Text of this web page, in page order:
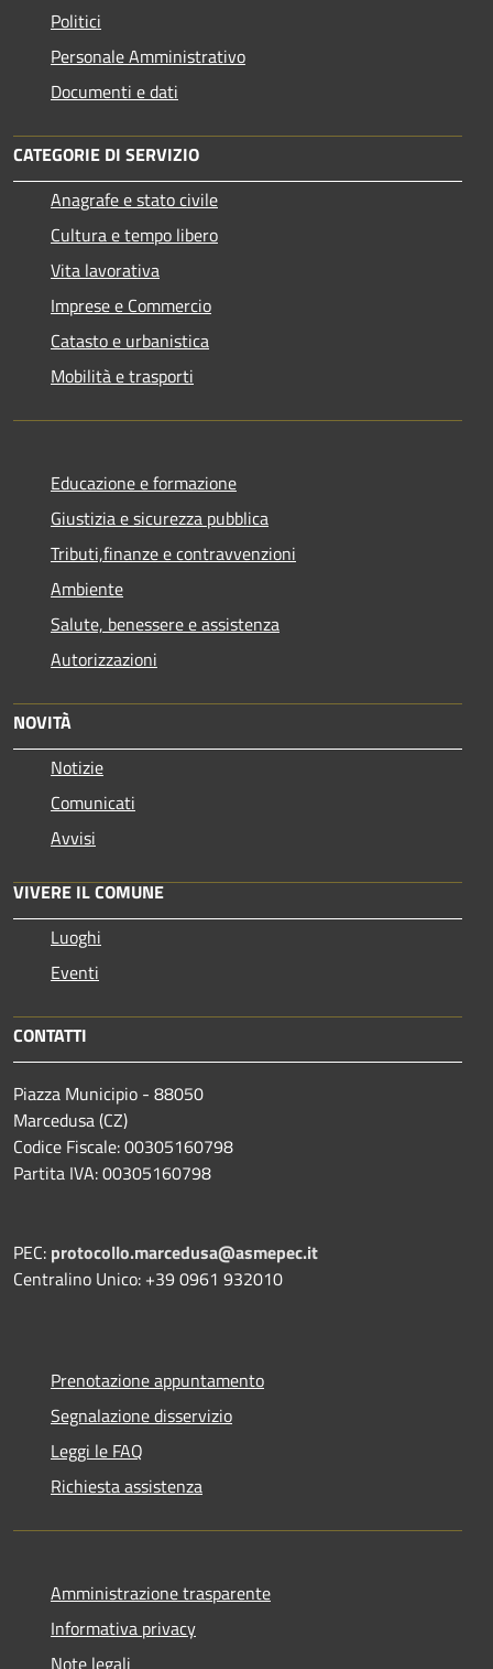
Politici
Personale Amministrativo
Documenti e dati
CATEGORIE DI SERVIZIO
Anagrafe e stato civile
Cultura e tempo libero
Vita lavorativa
Imprese e Commercio
Catasto e urbanistica
Mobilità e trasporti
Educazione e formazione
Giustizia e sicurezza pubblica
Tributi,finanze e contravvenzioni
Ambiente
Salute, benessere e assistenza
Autorizzazioni
NOVITÀ
Notizie
Comunicati
Avvisi
VIVERE IL COMUNE
Luoghi
Eventi
CONTATTI
Piazza Municipio - 88050
Marcedusa (CZ)
Codice Fiscale: 00305160798
Partita IVA: 00305160798
PEC: protocollo.marcedusa@asmepec.it
Centralino Unico: +39 0961 932010
Prenotazione appuntamento
Segnalazione disservizio
Leggi le FAQ
Richiesta assistenza
Amministrazione trasparente
Informativa privacy
Note legali